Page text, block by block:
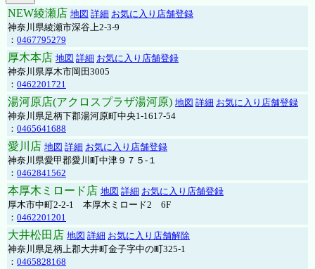
NEW綾瀬店 地図 詳細 お気に入り店舗登録
神奈川県綾瀬市深谷上2-3-9
： 0467795279
厚木本店 地図 詳細 お気に入り店舗登録
神奈川県厚木市岡田3005
： 0462201721
湯河原店(アクロスプラザ湯河原) 地図 詳細 お気に入り店舗登録
神奈川県足柄下郡湯河原町中央1-1617-54
： 0465641688
愛川店 地図 詳細 お気に入り店舗登録
神奈川県愛甲郡愛川町中津９７５-１
： 0462841562
本厚木ミロード店 地図 詳細 お気に入り店舗登録
厚木市中町2-2-1 本厚木ミロード2 6F
： 0462201201
大井松田店 地図 詳細 お気に入り店舗解除
神奈川県足柄上郡大井町金子字中の町325-1
： 0465828168